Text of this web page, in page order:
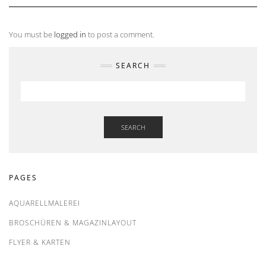
You must be logged in to post a comment.
SEARCH
SEARCH
PAGES
AQUARELLMALEREI
BROSCHÜREN & MAGAZINLAYOUT
FLYER & KARTEN